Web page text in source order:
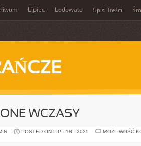
Lipiec Lodowato Spis Treści
WCZASY
POSTED ON LIP - 18 - 2025
MOŻLIWOŚĆ